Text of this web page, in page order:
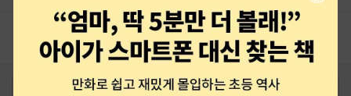
1
로그인 최근 본 상품 주문/배송